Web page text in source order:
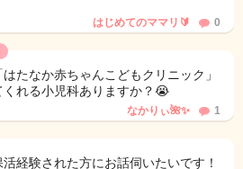
はじめてのママリ🔰 0
たなか赤ちゃんこどもクリニック」
れる小児科ありますか？😭
なかりぃ🌺✨ 1
経験された方にお話伺いたいです！